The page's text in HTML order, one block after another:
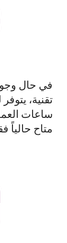
في حال
تقنية،
ساعات
متاح حالياً